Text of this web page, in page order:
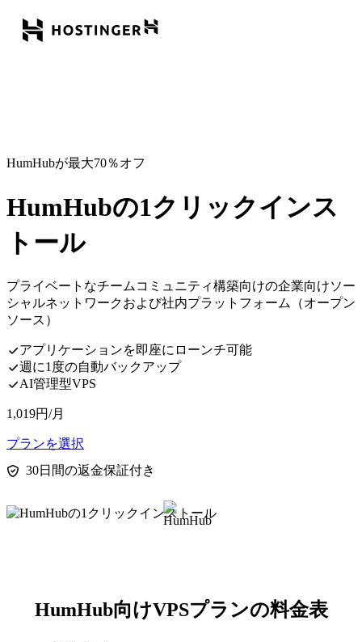
HumHubが最大70％オフ
HumHubの1クリックインス
トール
プライベートなチームコミュニティ構築向けの企業向けソー
シャルネットワークおよび社内プラットフォーム（オープン
ソース）
アプリケーションを即座にローンチ可能
週に1度の自動バックアップ
AI管理型VPS
1,019円/月
プランを選択
30日間の返金保証付き
HumHub向けVPSプランの料金表